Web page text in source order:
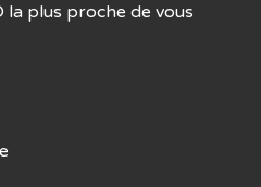
la plus proche de vous